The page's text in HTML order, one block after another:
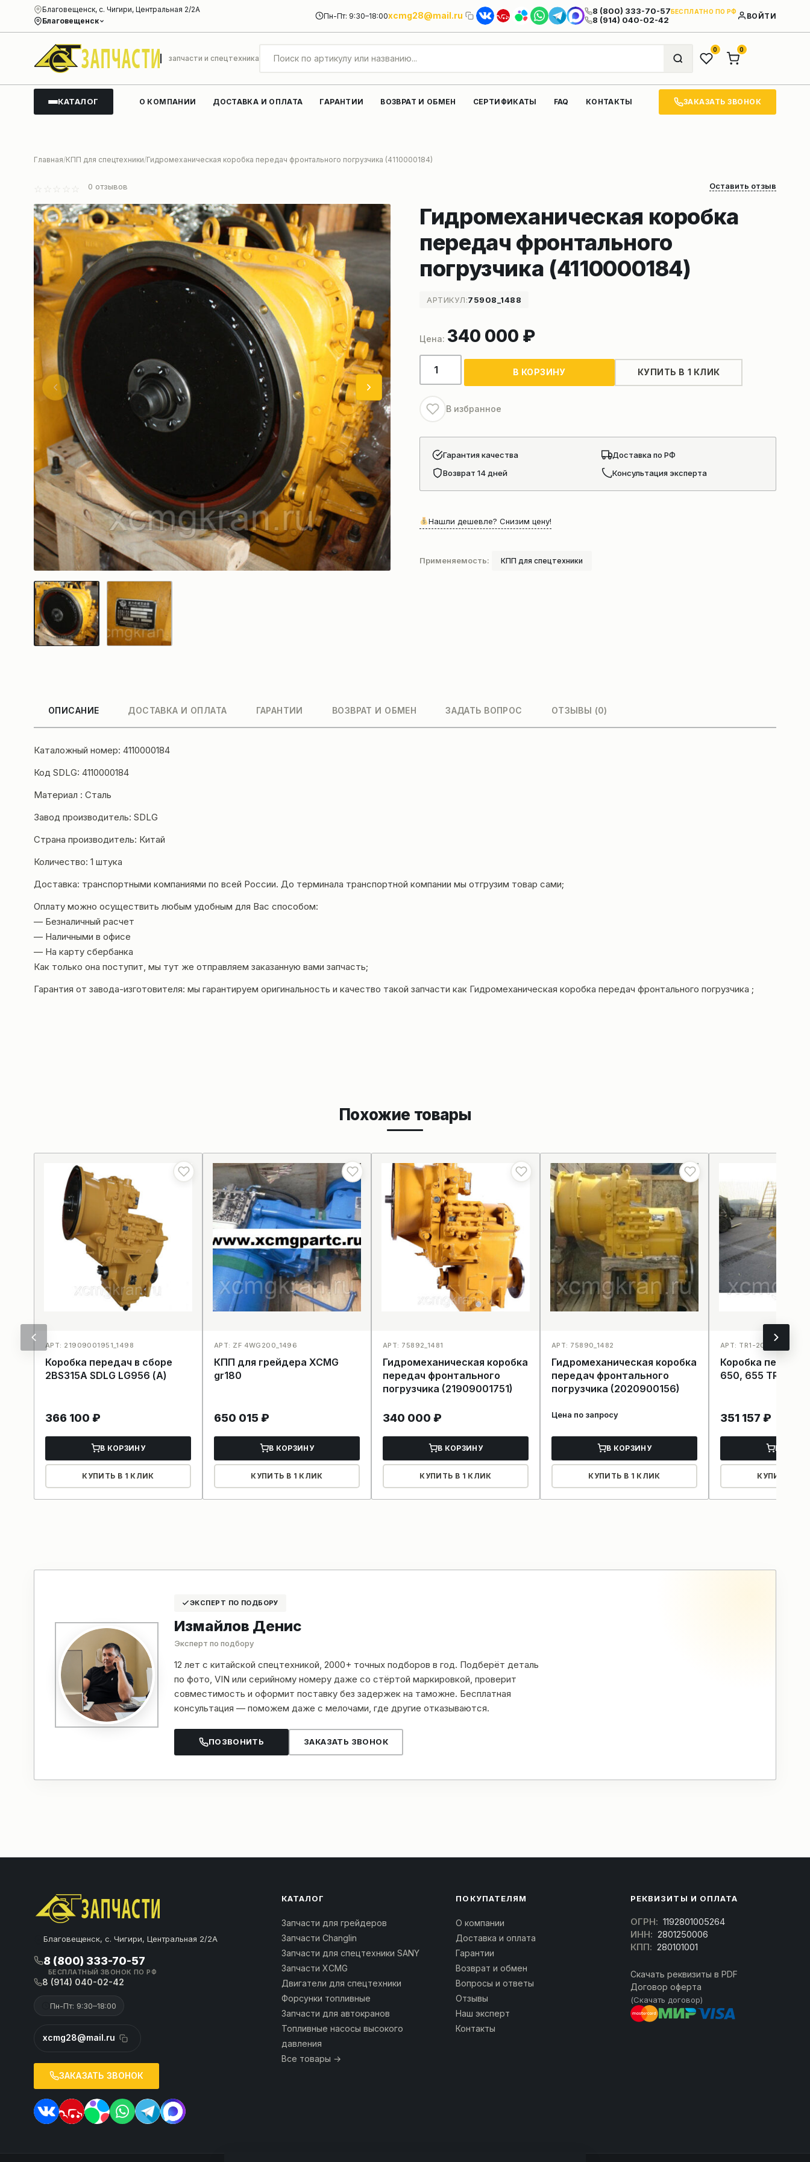
Благовещенск
Благовещенск, с. Чигири, Центральная 2/2А
Пн-Пт: 9:30–18:00xcmg28@mail.ru 8 (800) 333-70-57БЕСПЛАТНО ПО РФ
8 (914) 040-02-42 ВОЙТИ
запчасти и спецтехника
0 0
КАТАЛОГ О КОМПАНИИ ДОСТАВКА И ОПЛАТА ГАРАНТИИ ВОЗВРАТ И ОБМЕН СЕРТИФИКАТЫ FAQ КОНТАКТЫ ЗАКАЗАТЬ ЗВОНОК
Главная КПП для спецтехники Гидромеханическая коробка передач фронтального погрузчика (4110000184)
0 отзывов Оставить отзыв
Гидромеханическая коробка
передач фронтального
погрузчика (4110000184)
АРТИКУЛ:75908_1488
340 000 ₽
Количество
товара
коробка
передач
фронтального
погрузчика
(4110000184)
В КОРЗИНУ КУПИТЬ В 1 КЛИК
В избранное
Гарантия качества
Доставка по РФ
Возврат 14 дней
Консультация эксперта
Нашли дешевле? Снизим цену!
Применяемость: КПП для спецтехники
ОПИСАНИЕ ДОСТАВКА И ОПЛАТА ГАРАНТИИ ВОЗВРАТ И ОБМЕН ЗАДАТЬ ВОПРОС ОТЗЫВЫ (0)
Каталожный номер: 4110000184
Код SDLG: 4110000184
Материал : Сталь
Завод производитель: SDLG
Страна производитель: Китай
Количество: 1 штука
Доставка: транспортными компаниями по всей России. До терминала транспортной компании мы отгрузим товар сами;
Оплату можно осуществить любым удобным для Вас способом:
— Безналичный расчет
— Наличными в офисе
— На карту сбербанка
Как только она поступит, мы тут же отправляем заказанную вами запчасть;
Гарантия от завода-изготовителя: мы гарантируем оригинальность и качество такой запчасти как Гидромеханическая коробка передач фронтального погрузчика ;
Похожие товары
АРТ: 21909001951_1498
Коробка передач в сборе
2BS315A SDLG LG956 (А)
366 100 ₽
В КОРЗИНУ
КУПИТЬ В 1 КЛИК
АРТ: ZF 4WG200_1496
КПП для грейдера XCMG
gr180
650 015 ₽
В КОРЗИНУ
КУПИТЬ В 1 КЛИК
АРТ: 75892_1481
Гидромеханическая коробка
передач фронтального
погрузчика (21909001751)
340 000 ₽
В КОРЗИНУ
КУПИТЬ В 1 КЛИК
АРТ: 75890_1482
Гидромеханическая коробка
передач фронтального
погрузчика (2020900156)
Цена по запросу
В КОРЗИНУ
КУПИТЬ В 1 КЛИК
АРТ: TR1-200 _1495
Коробка передач
650, 655 TR1-
351 157 ₽
В
КУПИТЬ В 1
ЭКСПЕРТ ПО ПОДБОРУ
Измайлов Денис
Эксперт по подбору
12 лет с китайской спецтехникой, 2000+ точных подборов в год. Подберёт деталь
по фото, VIN или серийному номеру даже со стёртой маркировкой, проверит
совместимость и оформит поставку без задержек на таможне. Бесплатная
консультация — поможем даже с мелочами, где другие отказываются.
ПОЗВОНИТЬ ЗАКАЗАТЬ ЗВОНОК
Благовещенск, с. Чигири, Центральная 2/2А
8 (800) 333-70-57
БЕСПЛАТНЫЙ ЗВОНОК ПО РФ
8 (914) 040-02-42
Пн-Пт: 9:30–18:00
xcmg28@mail.ru
ЗАКАЗАТЬ ЗВОНОК
КАТАЛОГ
Запчасти для грейдеров
Запчасти Changlin
Запчасти для спецтехники SANY
Запчасти XCMG
Двигатели для спецтехники
Форсунки топливные
Запчасти для автокранов
Топливные насосы высокого
давления
Все товары →
ПОКУПАТЕЛЯМ
О компании
Доставка и оплата
Гарантии
Возврат и обмен
Вопросы и ответы
Отзывы
Наш эксперт
Контакты
РЕКВИЗИТЫ И ОПЛАТА
ОГРН: 1192801005264
ИНН: 2801250006
КПП: 280101001
Скачать реквизиты в PDF
Договор оферта
(Скачать договор)